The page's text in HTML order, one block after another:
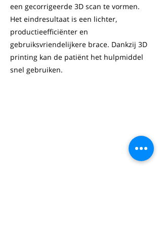
een gecorrigeerde 3D scan te vormen.
Het eindresultaat is een lichter,
productieefficiënter en
gebruiksvriendelijkere brace. Dankzij 3D
printing kan de patiënt het hulpmiddel
snel gebruiken.